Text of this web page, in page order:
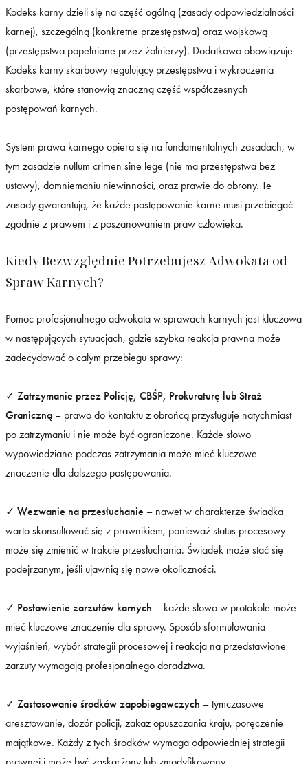
Kodeks karny dzieli się na część ogólną (zasady odpowiedzialności
karnej), szczególną (konkretne przestępstwa) oraz wojskową
(przestępstwa popełniane przez żołnierzy). Dodatkowo obowiązuje
Kodeks karny skarbowy regulujący przestępstwa i wykroczenia
skarbowe, które stanowią znaczną część współczesnych
postępowań karnych.
System prawa karnego opiera się na fundamentalnych zasadach, w
tym zasadzie nullum crimen sine lege (nie ma przestępstwa bez
ustawy), domniemaniu niewinności, oraz prawie do obrony. Te
zasady gwarantują, że każde postępowanie karne musi przebiegać
zgodnie z prawem i z poszanowaniem praw człowieka.
Kiedy Bezwzględnie Potrzebujesz Adwokata od
Spraw Karnych?
Pomoc profesjonalnego adwokata w sprawach karnych jest kluczowa
w następujących sytuacjach, gdzie szybka reakcja prawna może
zadecydować o całym przebiegu sprawy:
✓ Zatrzymanie przez Policję, CBŚP, Prokuraturę lub Straż
Graniczną – prawo do kontaktu z obrońcą przysługuje natychmiast
po zatrzymaniu i nie może być ograniczone. Każde słowo
wypowiedziane podczas zatrzymania może mieć kluczowe
znaczenie dla dalszego postępowania.
✓ Wezwanie na przesłuchanie – nawet w charakterze świadka
warto skonsultować się z prawnikiem, ponieważ status procesowy
może się zmienić w trakcie przesłuchania. Świadek może stać się
podejrzanym, jeśli ujawnią się nowe okoliczności.
✓ Postawienie zarzutów karnych – każde słowo w protokole może
mieć kluczowe znaczenie dla sprawy. Sposób sformułowania
wyjaśnień, wybór strategii procesowej i reakcja na przedstawione
zarzuty wymagają profesjonalnego doradztwa.
✓ Zastosowanie środków zapobiegawczych – tymczasowe
aresztowanie, dozór policji, zakaz opuszczania kraju, poręczenie
majątkowe. Każdy z tych środków wymaga odpowiedniej strategii